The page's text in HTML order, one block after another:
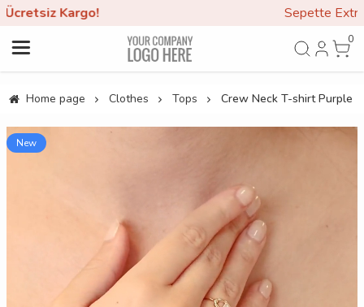
0
Home page Clothes Tops Crew Neck T-shirt Purple
New